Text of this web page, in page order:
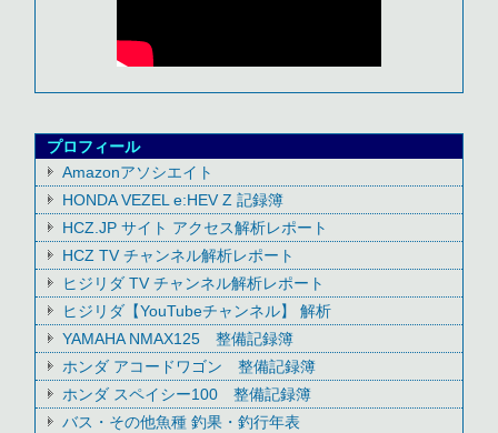
プロフィール
Amazonアソシエイト
HONDA VEZEL e:HEV Z 記録簿
HCZ.JP サイト アクセス解析レポート
HCZ TV チャンネル解析レポート
ヒジリダ TV チャンネル解析レポート
ヒジリダ【YouTubeチャンネル】 解析
YAMAHA NMAX125 整備記録簿
ホンダ アコードワゴン 整備記録簿
ホンダ スペイシー100 整備記録簿
バス・その他魚種 釣果・釣行年表